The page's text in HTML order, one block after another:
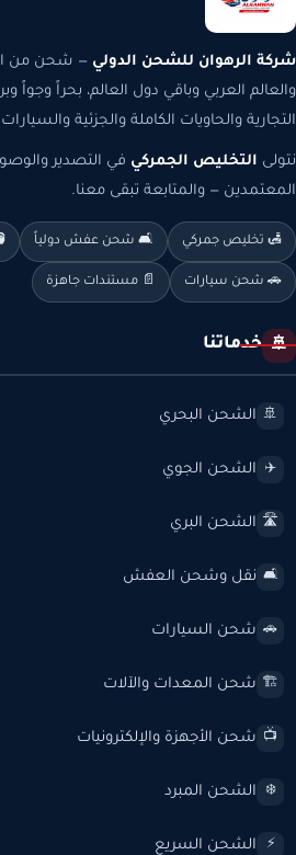
شركة الرهوان للشحن الدولي — شحن من
والعالم العربي وباقي دول العالم، بحراً وجواً
التجارية والحاويات الكاملة والجزئية
نتولى التخليص الجمركي في التصدير
المعتمدين — والمتابعة تبقى معنا.
🛃 تخليص جمركي 🛋️ شحن عفش دولياً
🚗 شحن سيارات 📄 مستندات جاهزة
🚢 خدماتنا
🚢 الشحن البحري
✈️ الشحن الجوي
🛣️ الشحن البري
🛋️ نقل وشحن العفش
🚗 شحن السيارات
🏗️ شحن المعدات والآلات
📺 شحن الأجهزة والإلكترونيات
❄️ الشحن المبرد
⚡ الشحن السريع